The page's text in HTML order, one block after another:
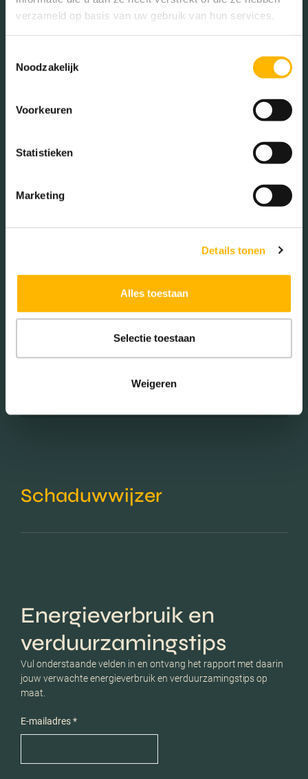
verzameld op basis van uw gebruik van hun services.
Noodzakelijk
Voorkeuren
Statistieken
Marketing
Details tonen
Alles toestaan
Selectie toestaan
Weigeren
Gezinnen met kinderen
Zonder kinderen (31.91%)
960
Schaduwwijzer
Energieverbruik en
verduurzamingstips
Vul onderstaande velden in en ontvang het rapport met daarin
jouw verwachte energieverbruik en verduurzamingstips op
maat.
E-mailadres *